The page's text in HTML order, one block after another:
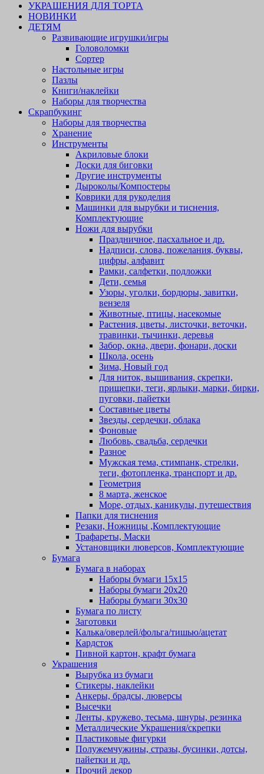
УКРАШЕНИЯ ДЛЯ ТОРТА
НОВИНКИ
ДЕТЯМ
Развивающие игрушки/игры
Головоломки
Сортер
Настольные игры
Пазлы
Книги/наклейки
Наборы для творчества
Скрапбукинг
Наборы для творчества
Хранение
Инструменты
Акриловые блоки
Доски для биговки
Другие инструменты
Дыроколы/Компостеры
Коврики для рукоделия
Машинки для вырубки и тиснения,
Комплектующие
Ножи для вырубки
Праздничное, пасхальное и др.
Надписи, слова, пожелания, буквы,
цифры, алфавит
Рамки, салфетки, подложки
Дети, семья
Узоры, уголки, бордюры, завитки,
вензеля
Животные, птицы, насекомые
Растения, цветы, листочки, веточки,
травинки, тычинки, деревья
Забор, окна, двери, фонари, доски
Школа, осень
Зима, Новый год
Для ниток, вышивания, скрепки,
прищепки, теги, ярлыки, марки, бирки,
пуговки, пайетки
Составные цветы
Звезды, сердечки, облака
Фоновые
Любовь, свадьба, сердечки
Разное
Мужская тема, стимпанк, стрелки,
теги, фотопленка, транспорт и др.
Геометрия
8 марта, женское
Море, отдых, каникулы, путешествия
Папки для тиснения
Резаки, Ножницы ,Комплектующие
Трафареты, Маски
Установщики люверсов, Комплектующие
Бумага
Бумага в наборах
Наборы бумаги 15х15
Наборы бумаги 20х20
Наборы бумаги 30х30
Бумага по листу
Заготовки
Калька/оверлей/фольга/тишью/ацетат
Кардсток
Пивной картон, крафт бумага
Украшения
Вырубка из бумаги
Стикеры, наклейки
Анкеры, брадсы, люверсы
Высечки
Ленты, кружево, тесьма, шнуры, резинка
Металлические Украшения/скрепки
Пластиковые фигурки
Полужемчужины, стразы, бусинки, дотсы,
пайетки и др.
Прочий декор